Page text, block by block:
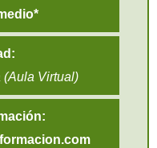
(Aula Virtual)